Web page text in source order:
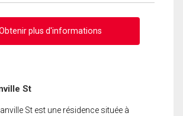
plus d'informations
St
St est une résidence située à